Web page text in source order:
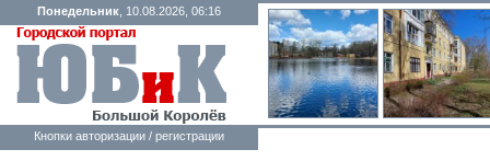
Понедельник , 10.08.2026, 06:16
Кнопки авторизации / регистрации